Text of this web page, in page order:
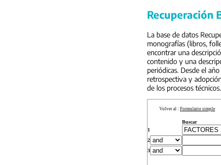
Recuperación
La base de datos
monografías (libros,
encontrar una
contenido y una
periódicas. Desde el
retrospectiva y
de los procesos técnicos.
Volver al : Formulario simple
Buscar
1
2
3